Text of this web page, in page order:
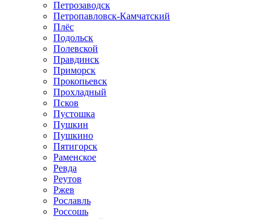
Петрозаводск
Петропавловск-Камчатский
Плёс
Подольск
Полевской
Правдинск
Приморск
Прокопьевск
Прохладный
Псков
Пустошка
Пушкин
Пушкино
Пятигорск
Раменское
Ревда
Реутов
Ржев
Рославль
Россошь